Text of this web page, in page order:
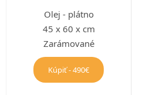
Olej - plátno
45 x 60 x cm
Zarámované
Kúpiť - 490€